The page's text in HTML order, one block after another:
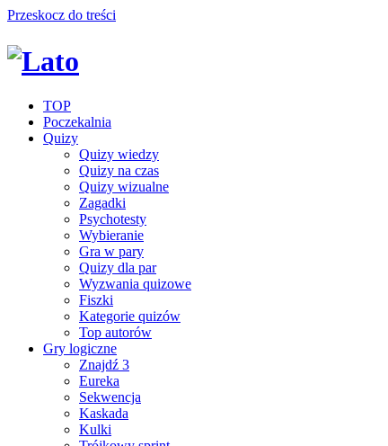
Przeskocz do treści
TOP
Poczekalnia
Quizy
Quizy wiedzy
Quizy na czas
Quizy wizualne
Zagadki
Psychotesty
Wybieranie
Gra w pary
Quizy dla par
Wyzwania quizowe
Fiszki
Kategorie quizów
Top autorów
Gry logiczne
Znajdź 3
Eureka
Sekwencja
Kaskada
Kulki